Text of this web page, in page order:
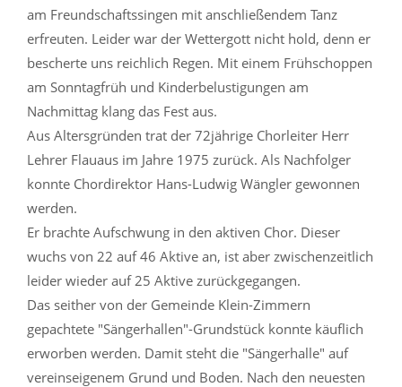
am Freundschaftssingen mit anschließendem Tanz
erfreuten. Leider war der Wettergott nicht hold, denn er
bescherte uns reichlich Regen. Mit einem Frühschoppen
am Sonntagfrüh und Kinderbelustigungen am
Nachmittag klang das Fest aus.
Aus Altersgründen trat der 72jährige Chorleiter Herr
Lehrer Flauaus im Jahre 1975 zurück. Als Nachfolger
konnte Chordirektor Hans-Ludwig Wängler gewonnen
werden.
Er brachte Aufschwung in den aktiven Chor. Dieser
wuchs von 22 auf 46 Aktive an, ist aber zwischenzeitlich
leider wieder auf 25 Aktive zurückgegangen.
Das seither von der Gemeinde Klein-Zimmern
gepachtete "Sängerhallen"-Grundstück konnte käuflich
erworben werden. Damit steht die "Sängerhalle" auf
vereinseigenem Grund und Boden. Nach den neuesten